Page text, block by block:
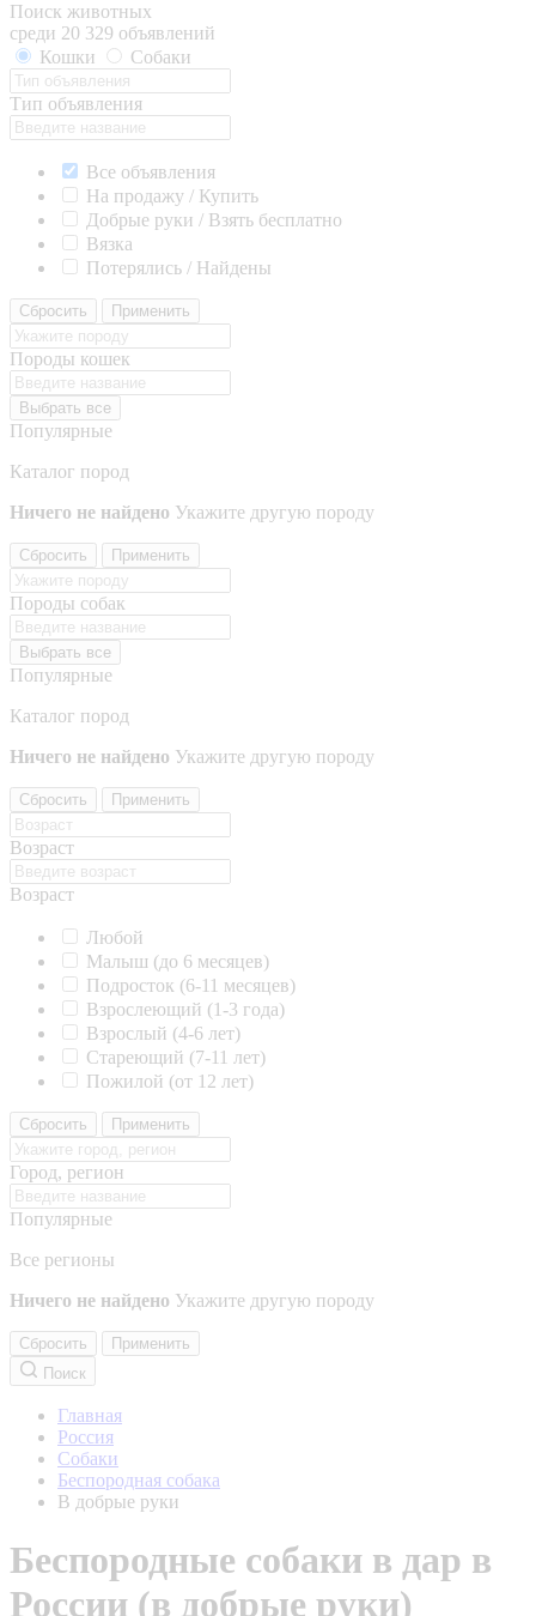
Поиск животных
среди 20 329 объявлений
Кошки
Собаки
Тип объявления
Все объявления
На продажу / Купить
Добрые руки / Взять бесплатно
Вязка
Потерялись / Найдены
Сбросить Применить
Породы кошек
Выбрать все
Популярные
Каталог пород
Ничего не найдено Укажите другую породу
Сбросить Применить
Породы собак
Выбрать все
Популярные
Каталог пород
Ничего не найдено Укажите другую породу
Сбросить Применить
Возраст
Возраст
Любой
Малыш (до 6 месяцев)
Подросток (6-11 месяцев)
Взрослеющий (1-3 года)
Взрослый (4-6 лет)
Стареющий (7-11 лет)
Пожилой (от 12 лет)
Сбросить Применить
Город, регион
Популярные
Все регионы
Ничего не найдено Укажите другую породу
Сбросить
Применить
Поиск
Главная
Россия
Собаки
Беспородная собака
В добрые руки
Беспородные собаки в дар в
России (в добрые руки)